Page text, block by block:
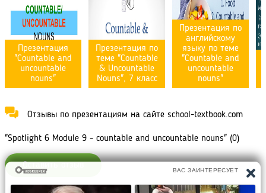
Презентация
"Countable and
uncountable
nouns"
Презентация по
теме "Countable
& Uncountable
Nouns", 7 класс
Презентация по
английскому
языку по темe
"Countable and
uncountable
nouns"
Отзывы по презентациям на сайте school-textbook.com
"Spotlight 6 Module 9 - countable and uncountable nouns" (0)